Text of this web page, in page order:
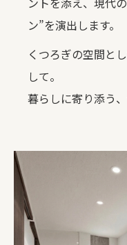
ン”を演出します。
くつろぎの空間と
して。
暮らしに寄り添う